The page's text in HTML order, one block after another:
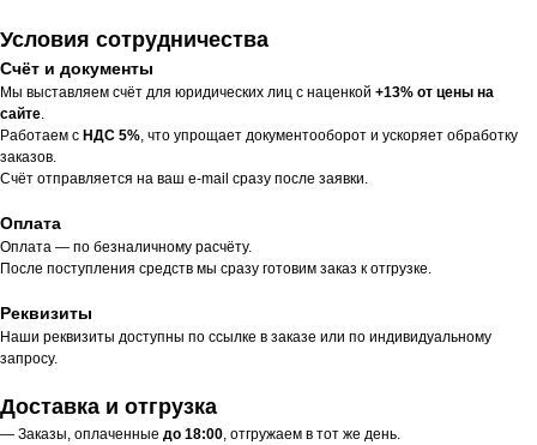
Условия сотрудничества
Счёт и документы
Мы выставляем счёт для юридических лиц с наценкой +13% от цены на
сайте.
Работаем с НДС 5%, что упрощает документооборот и ускоряет обработку
заказов.
Счёт отправляется на ваш e-mail сразу после заявки.
Оплата
Оплата — по безналичному расчёту.
После поступления средств мы сразу готовим заказ к отгрузке.
Реквизиты
Наши реквизиты доступны по ссылке в заказе или по индивидуальному
запросу.
Доставка и отгрузка
— Заказы, оплаченные до 18:00, отгружаем в тот же день.